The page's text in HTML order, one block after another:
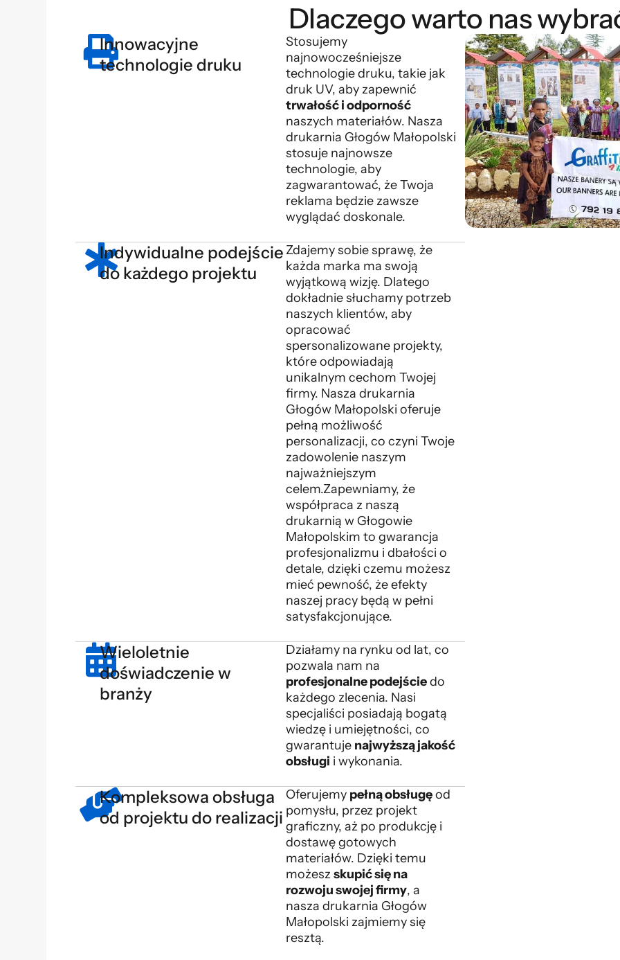
Dlaczego warto nas
Innowacyjne
technologie druku
Stosujemy
najnowocześniejsze
technologie druku, takie jak
druk UV, aby zapewnić
trwałość i odporność
naszych materiałów. Nasza
drukarnia Głogów Małopolski
stosuje najnowsze
technologie, aby
zagwarantować, że Twoja
reklama będzie zawsze
wyglądać doskonale.
Indywidualne podejście
do każdego projektu
Zdajemy sobie sprawę, że
każda marka ma swoją
wyjątkową wizję. Dlatego
dokładnie słuchamy potrzeb
naszych klientów, aby
opracować
spersonalizowane projekty,
które odpowiadają
unikalnym cechom Twojej
firmy. Nasza drukarnia
Głogów Małopolski oferuje
pełną możliwość
personalizacji, co czyni Twoje
zadowolenie naszym
najważniejszym
celem.Zapewniamy, że
współpraca z naszą
drukarnią w Głogowie
Małopolskim to gwarancja
profesjonalizmu i dbałości o
detale, dzięki czemu możesz
mieć pewność, że efekty
naszej pracy będą w pełni
satysfakcjonujące.
Wieloletnie
doświadczenie w
branży
Działamy na rynku od lat, co
pozwala nam na
profesjonalne podejściedo
każdego zlecenia. Nasi
specjaliści posiadają bogatą
wiedzę i umiejętności, co
gwarantuje najwyższą jakość
obsługi i wykonania.
Kompleksowa obsługa
od projektu do realizacji
Oferujemy pełną obsługęod
pomysłu, przez projekt
graficzny, aż po produkcję i
dostawę gotowych
materiałów. Dzięki temu
możeszskupić się na
rozwoju swojej firmy, a
nasza drukarnia Głogów
Małopolski zajmiemy się
resztą.